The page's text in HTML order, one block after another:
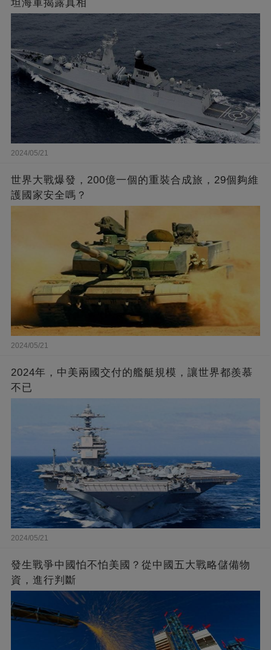
坦海軍揭露真相
2024/05/21
世界大戰爆發，200億一個的重裝合成旅，29個夠維
護國家安全嗎？
2024/05/21
2024年，中美兩國交付的艦艇規模，讓世界都羨慕
不已
2024/05/21
發生戰爭中國怕不怕美國？從中國五大戰略儲備物
資，進行判斷